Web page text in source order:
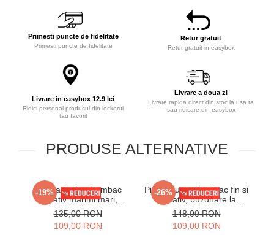
Primesti puncte de fidelitate
Primesti puncte de fidelitate
Retur gratuit
Retur gratuit in easybox
Livrare in easybox 12.9 lei
Ridici personal produsul din lockerul
tau favorit
Livrare a doua zi
Livrare rapida direct din stoc la usa ta
sau ridicare din easybox
PRODUSE ALTERNATIVE
-19%
Pijama barbat bumbac
calitativ marimi mari,
maneci si pantaloni lungi
cu buzunare bleumarin
201/205
135,00 RON
109,00 RON
-26%
Pijama lunga bumbac fin si
calitativ, buzunare la
pantaloni bleumarin 207
148,00 RON
109,00 RON